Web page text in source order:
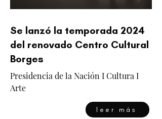
Se lanzó la temporada 2024
del renovado Centro Cultural
Borges
Presidencia de la Nación I Cultura I
Arte
leer más